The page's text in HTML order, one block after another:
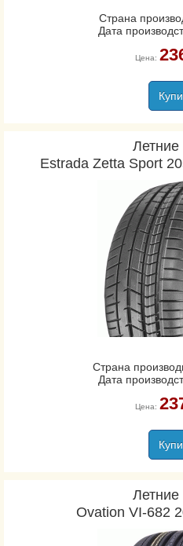
Страна
Дата
Цена:
Estrada Zetta Sport
Страна
Дата
Цена:
Ovation VI-682